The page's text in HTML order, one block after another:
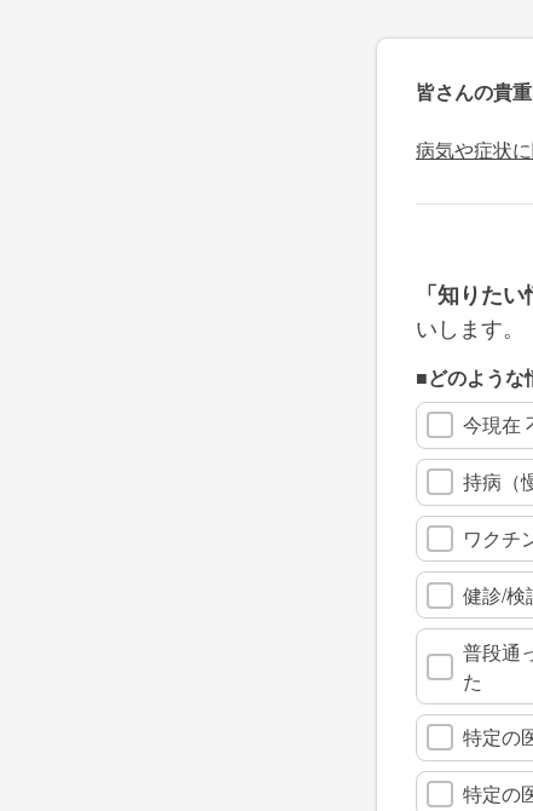
皆さんの貴
病気や症状
「知りた
いします。
■どのような
今現在
持病（
ワクチ
健診/検
普段通
た
特定の
特定の